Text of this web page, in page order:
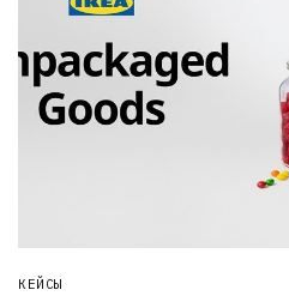
КЕЙСЫ